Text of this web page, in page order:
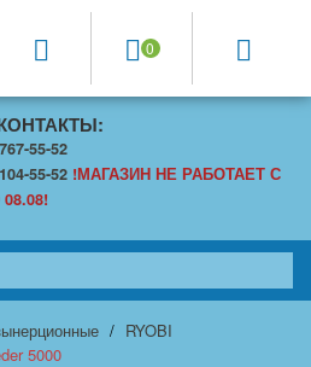
0
55-52
55-52 !МАГАЗИН НЕ РАБОТАЕТ С
RYOBI
5000